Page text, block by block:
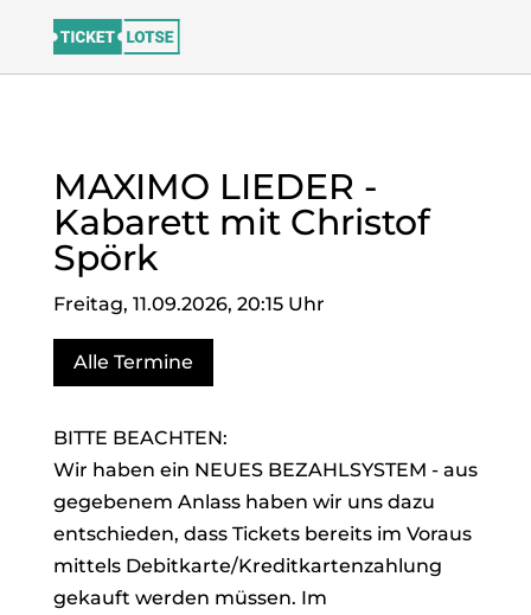
MAXIMO LIEDER -
Kabarett mit Christof
Spörk
Freitag, 11.09.2026, 20:15 Uhr
Alle Termine
BITTE BEACHTEN:
Wir haben ein NEUES BEZAHLSYSTEM - aus
gegebenem Anlass haben wir uns dazu
entschieden, dass Tickets bereits im Voraus
mittels Debitkarte/Kreditkartenzahlung
gekauft werden müssen. Im